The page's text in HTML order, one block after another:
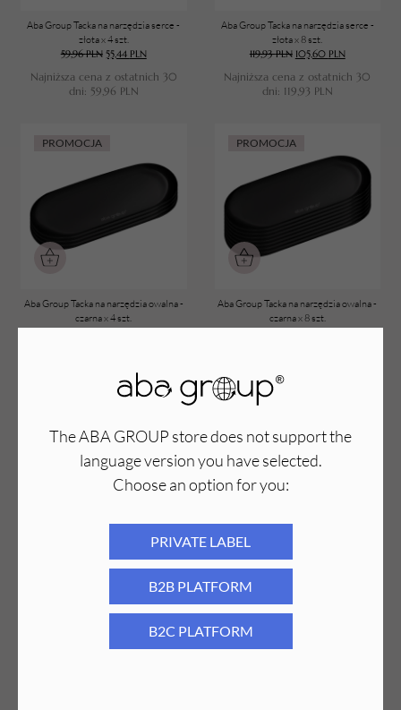
The ABA GROUP store does not support the
language version you have selected.
Choose an option for you:
PRIVATE LABEL
B2B PLATFORM
B2C PLATFORM
Aba Group Tacka na narzędzia serce -
złota x 4 szt.
59,96PLN 55,44 PLN
Najniższa cena z ostatnich 30
dni: 59,96 PLN
Aba Group Tacka na narzędzia serce -
złota x 8 szt.
119,93PLN 105,60 PLN
Najniższa cena z ostatnich 30
dni: 119,93 PLN
PROMOCJA
Aba Group Tacka na narzędzia owalna -
czarna x 4 szt.
PLN
PROMOCJA
Aba Group Tacka na narzędzia owalna -
czarna x 8 szt.
Aba Group Tacka na narzędzia serce -
55,44PLN
Najniższa cena z ostatnich 30
59,96PLN
Aba Group Tacka na narzędzia serce -
119,93PLN
Najniższa cena z ostatnich 30
dni:119,93